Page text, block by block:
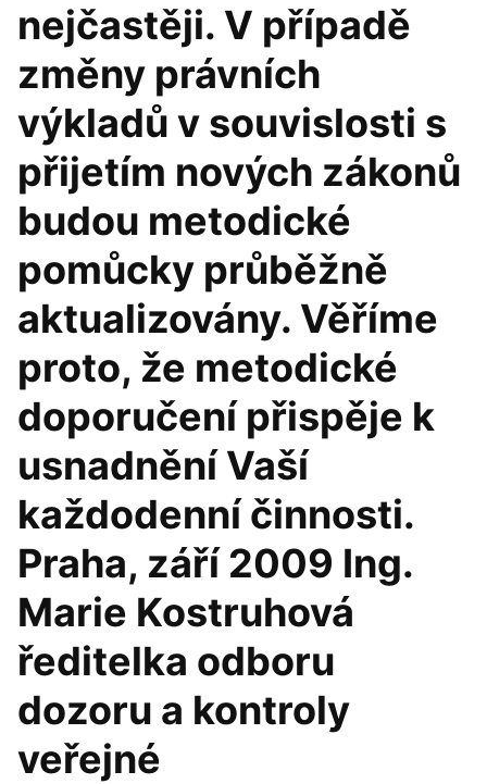
nejčastěji. V případě
změny právních
výkladů v souvislosti s
přijetím nových zákonů
budou metodické
pomůcky průběžně
aktualizovány. Věříme
proto, že metodické
doporučení přispěje k
usnadnění Vaší
každodenní činnosti.
Praha, září 2009 Ing.
Marie Kostruhová
ředitelka odboru
dozoru a kontroly
veřejné